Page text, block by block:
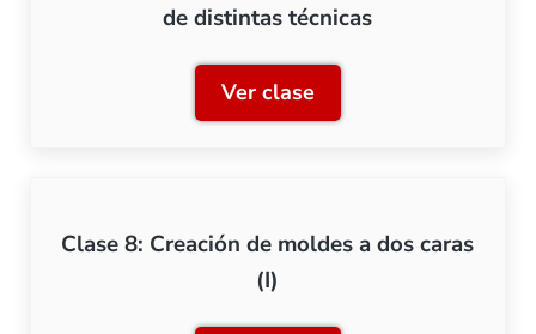
de distintas técnicas
Ver claseClase 7: Coladas de
Clase 8: Creación de moldes a dos caras
(I)